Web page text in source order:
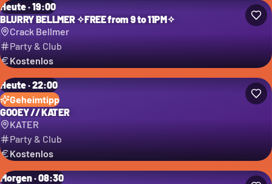
Heute · 19:00
BLURRY BELLMER ✧FREE from 9 to 11PM✧
Crack Bellmer
Party & Club
Kostenlos
Heute · 22:00
Geheimtipp
GOOEY // KATER
KATER
Party & Club
Kostenlos
Morgen · 08:30